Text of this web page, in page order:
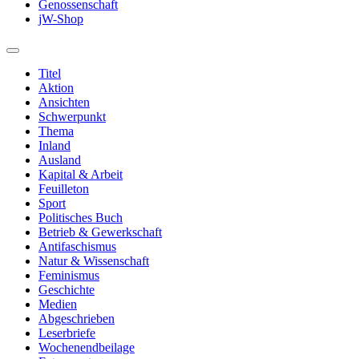
Genossenschaft
jW-Shop
Titel
Aktion
Ansichten
Schwerpunkt
Thema
Inland
Ausland
Kapital & Arbeit
Feuilleton
Sport
Politisches Buch
Betrieb & Gewerkschaft
Antifaschismus
Natur & Wissenschaft
Feminismus
Geschichte
Medien
Abgeschrieben
Leserbriefe
Wochenendbeilage